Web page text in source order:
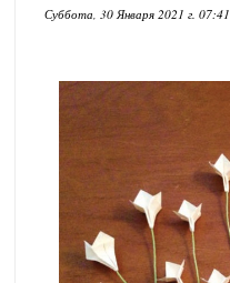
Суббота, 30 Января 2021 г.